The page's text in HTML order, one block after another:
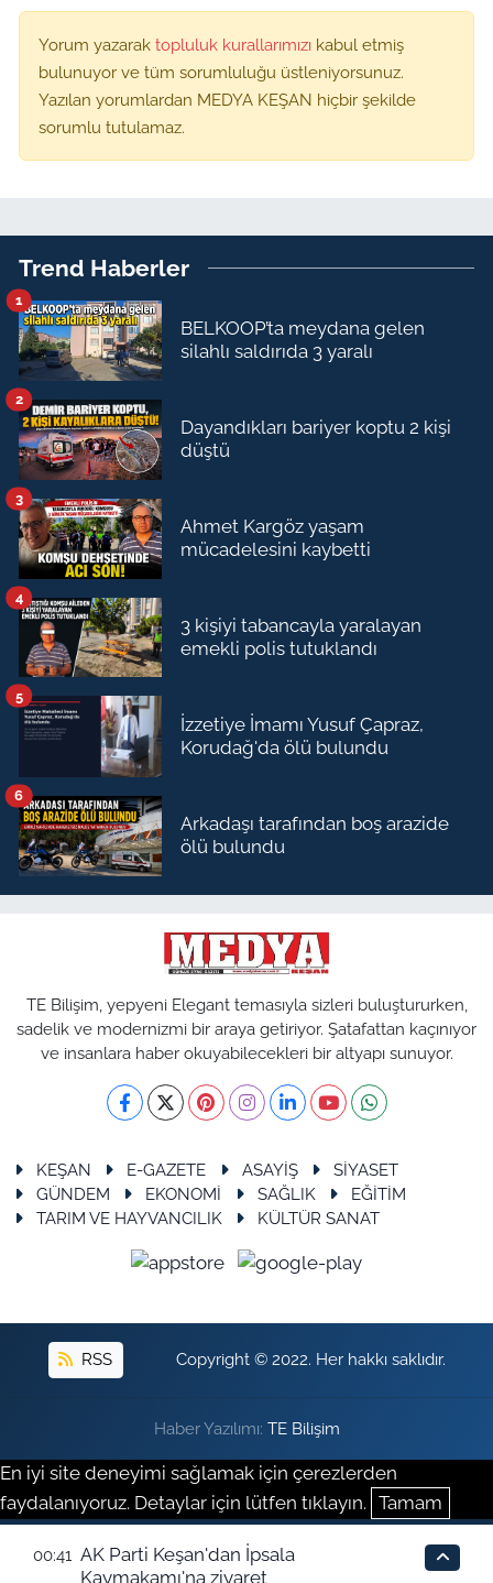
Yorum yazarak topluluk kurallarımızı kabul etmiş
bulunuyor ve tüm sorumluluğu üstleniyorsunuz.
Yazılan yorumlardan MEDYA KEŞAN hiçbir şekilde
sorumlu tutulamaz.
Trend Haberler
BELKOOP’ta meydana gelen
silahlı saldırıda 3 yaralı
1
Dayandıkları bariyer koptu 2 kişi
düştü
2
Ahmet Kargöz yaşam
mücadelesini kaybetti
3
3 kişiyi tabancayla yaralayan
emekli polis tutuklandı
4
İzzetiye İmamı Yusuf Çapraz,
Korudağ'da ölü bulundu
5
Arkadaşı tarafından boş arazide
ölü bulundu
6
TE Bilişim, yepyeni Elegant temasıyla sizleri buluştururken,
sadelik ve modernizmi bir araya getiriyor. Şatafattan kaçınıyor
ve insanlara haber okuyabilecekleri bir altyapı sunuyor.
KEŞAN E-GAZETE ASAYİŞ
SİYASET
GÜNDEM
EKONOMİ SAĞLIK
EĞİTİM
TARIM VE HAYVANCILIK
KÜLTÜR SANAT
RSS Copyright © 2022. Her hakkı saklıdır.
Haber Yazılımı: TE Bilişim
En iyi site deneyimi sağlamak için çerezlerden
faydalanıyoruz. Detaylar için lütfen tıklayın. Tamam
00:41 AK Parti Keşan'dan İpsala
Kaymakamı'na ziyaret